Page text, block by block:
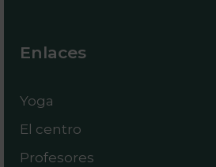
Enlaces
Yoga
El centro
Profesores